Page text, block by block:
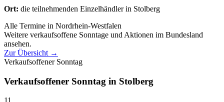
Ort: die teilnehmenden Einzelhändler in Stolberg
Alle Termine in Nordrhein-Westfalen
Weitere verkaufsoffene Sonntage und Aktionen im Bundesland
ansehen.
Zur Übersicht →
Verkaufsoffener Sonntag
Verkaufsoffener Sonntag in Stolberg